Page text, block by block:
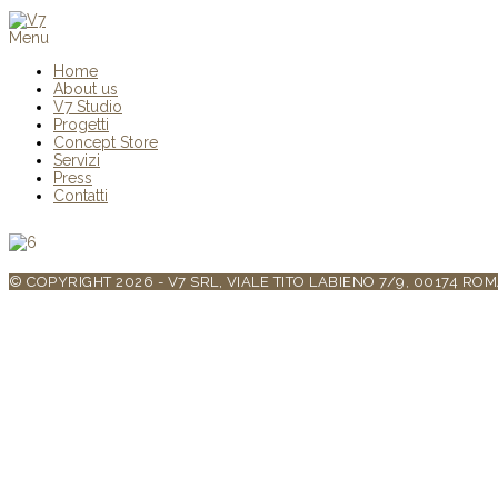
Menu
Home
About us
V7 Studio
Progetti
Concept Store
Servizi
Press
Contatti
© COPYRIGHT 2026 - V7 SRL, VIALE TITO LABIENO 7/9, 00174